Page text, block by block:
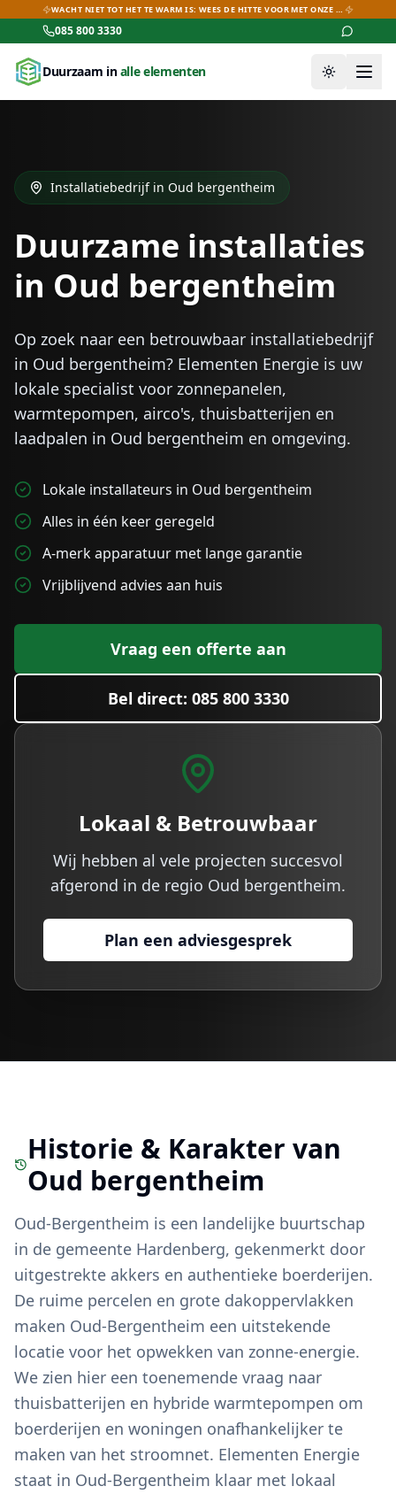
WACHT NIET TOT HET TE WARM IS: WEES DE HITTE VOOR MET ONZE AIRCO-DEALS!
085 800 3330
Duurzaam inalle elementen Thema
Installatiebedrijf in Oud bergentheim
Duurzame installaties
in Oud bergentheim
Op zoek naar een betrouwbaar installatiebedrijf
in Oud bergentheim? Elementen Energie is uw
lokale specialist voor zonnepanelen,
warmtepompen, airco's, thuisbatterijen en
laadpalen in Oud bergentheim en omgeving.
Lokale installateurs in Oud bergentheim
Alles in één keer geregeld
A-merk apparatuur met lange garantie
Vrijblijvend advies aan huis
Vraag een offerte aan
Bel direct: 085 800 3330
Lokaal & Betrouwbaar
Wij hebben al vele projecten succesvol
afgerond in de regio Oud bergentheim.
Plan een adviesgesprek
Historie & Karakter van
Oud bergentheim
Oud-Bergentheim is een landelijke buurtschap
in de gemeente Hardenberg, gekenmerkt door
uitgestrekte akkers en authentieke boerderijen.
De ruime percelen en grote dakoppervlakken
maken Oud-Bergentheim een uitstekende
locatie voor het opwekken van zonne-energie.
We zien hier een toenemende vraag naar
thuisbatterijen en hybride warmtepompen om
boerderijen en woningen onafhankelijker te
maken van het stroomnet. Elementen Energie
staat in Oud-Bergentheim klaar met lokaal